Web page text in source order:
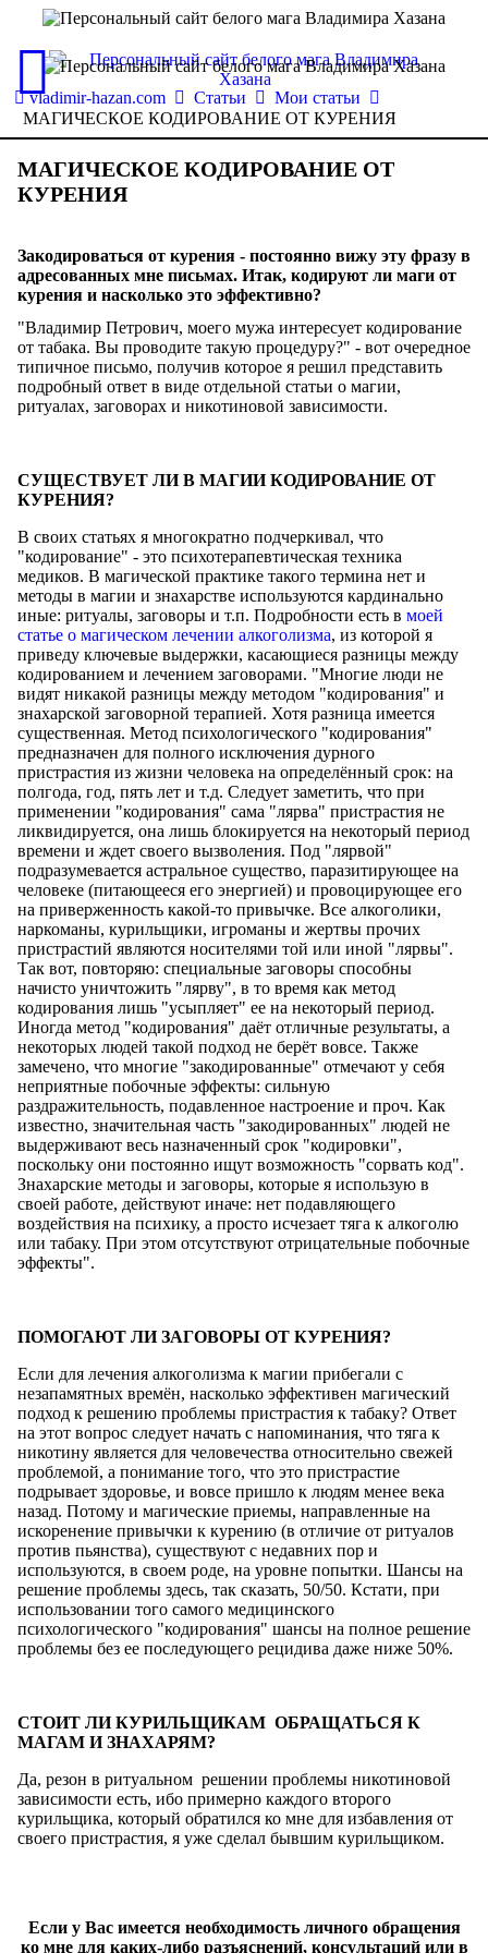
vladimir-hazan.com Статьи
Мои статьи
МАГИЧЕСКОЕ КОДИРОВАНИЕ ОТ КУРЕНИЯ
МАГИЧЕСКОЕ КОДИРОВАНИЕ ОТ
КУРЕНИЯ
Закодироваться от курения - постоянно вижу эту фразу в
адресованных мне письмах. Итак, кодируют ли маги от
курения и насколько это эффективно?
"Владимир Петрович, моего мужа интересует кодирование
от табака. Вы проводите такую процедуру?" - вот очередное
типичное письмо, получив которое я решил представить
подробный ответ в виде отдельной статьи о магии,
ритуалах, заговорах и никотиновой зависимости.
СУЩЕСТВУЕТ ЛИ В МАГИИ КОДИРОВАНИЕ ОТ
КУРЕНИЯ?
В своих статьях я многократно подчеркивал, что
"кодирование" - это психотерапевтическая техника
медиков. В магической практике такого термина нет и
методы в магии и знахарстве используются кардинально
иные: ритуалы, заговоры и т.п. Подробности есть в моей
статье о магическом лечении алкоголизма, из которой я
приведу ключевые выдержки, касающиеся разницы между
кодированием и лечением заговорами. "Многие люди не
видят никакой разницы между методом "кодирования" и
знахарской заговорной терапией. Хотя разница имеется
существенная. Метод психологического "кодирования"
предназначен для полного исключения дурного
пристрастия из жизни человека на определённый срок: на
полгода, год, пять лет и т.д. Следует заметить, что при
применении "кодирования" сама "лярва" пристрастия не
ликвидируется, она лишь блокируется на некоторый период
времени и ждет своего вызволения. Под "лярвой"
подразумевается астральное существо, паразитирующее на
человеке (питающееся его энергией) и провоцирующее его
на приверженность какой-то привычке. Все алкоголики,
наркоманы, курильщики, игроманы и жертвы прочих
пристрастий являются носителями той или иной "лярвы".
Так вот, повторяю: специальные заговоры способны
начисто уничтожить "лярву", в то время как метод
кодирования лишь "усыпляет" ее на некоторый период.
Иногда метод "кодирования" даёт отличные результаты, а
некоторых людей такой подход не берёт вовсе. Также
замечено, что многие "закодированные" отмечают у себя
неприятные побочные эффекты: сильную
раздражительность, подавленное настроение и проч. Как
известно, значительная часть "закодированных" людей не
выдерживают весь назначенный срок "кодировки",
поскольку они постоянно ищут возможность "сорвать код".
Знахарские методы и заговоры, которые я использую в
своей работе, действуют иначе: нет подавляющего
воздействия на психику, а просто исчезает тяга к алкоголю
или табаку. При этом отсутствуют отрицательные побочные
эффекты".
ПОМОГАЮТ ЛИ ЗАГОВОРЫ ОТ КУРЕНИЯ?
Если для лечения алкоголизма к магии прибегали с
незапамятных времён, насколько эффективен магический
подход к решению проблемы пристрастия к табаку? Ответ
на этот вопрос следует начать с напоминания, что тяга к
никотину является для человечества относительно свежей
проблемой, а понимание того, что это пристрастие
подрывает здоровье, и вовсе пришло к людям менее века
назад. Потому и магические приемы, направленные на
искоренение привычки к курению (в отличие от ритуалов
против пьянства), существуют с недавних пор и
используются, в своем роде, на уровне попытки. Шансы на
решение проблемы здесь, так сказать, 50/50. Кстати, при
использовании того самого медицинского
психологического "кодирования" шансы на полное решение
проблемы без ее последующего рецидива даже ниже 50%.
СТОИТ ЛИ КУРИЛЬЩИКАМ ОБРАЩАТЬСЯ К
МАГАМ И ЗНАХАРЯМ?
Да, резон в ритуальном решении проблемы никотиновой
зависимости есть, ибо примерно каждого второго
курильщика, который обратился ко мне для избавления от
своего пристрастия, я уже сделал бывшим курильщиком.
Если у Вас имеется необходимость личного обращения
ко мне для каких-либо разъяснений, консультаций или в